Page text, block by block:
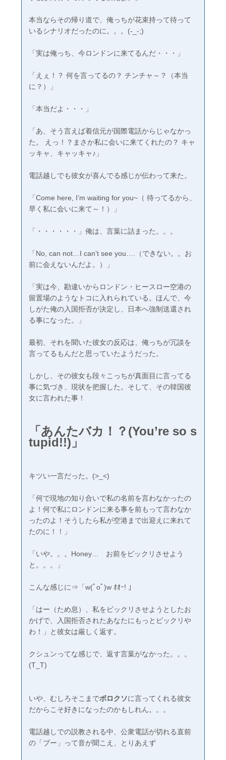
本当ならその帰り道で、俺っちが花束持って待って
いるシナリオだったのに。。。(-_-;)
「実は俺っち、今ロンドンに来てるんだ・・・」
「えぇ！？ 何を言ってるの？ チンチャ～？（本当
に？）」
「本当だよ・・・」
「あ、そう言えば着信元が国際電話からじゃなかっ
た。 えっ！？まさか私に会いに来てくれたの？ キャ
ッキャ、キャッキャ♪」
電話越しでも彼女が喜んでる感じが伝わって来た。
「Come here, I’m waiting for you~（ 待ってるから、
早く私に会いに来て～！）」
「・・・・・・」俺は、言葉に詰まった。。。
「No, can not…I can’t see you….（できない。。お
前に会えないんだよ。）」
「実は今、勘違いからロンドン・ヒースロー空港の
留置場のようなトコに入れられている。ほんで、今
しがた俺の入国拒否が決定し、日本へ強制送還され
る事になった。」
最初、それを聞いた彼女の反応は、俺っちが冗談を
言ってるもんだと思っていたようだった。
しかし、その彼女も段々こっちが真面目に言ってる
事に気づき、現状を把握した。そして、その韓国彼
女に言われた事！
「あんたバカ！？(You’re so s
tupid!!)」
キツい一言だった。(>_<)
「何で現地の知り合いで私の名前を言わなかったの
よ！何で私にロンドンに来る事を前もって言わなか
ったのよ！そうしたら私が空港まで出迎えに来れて
たのに！！」
「いや。。。Honey… お前をビックリさせよう
と。。。」
こんな感じに⇒「w(ﾟoﾟ)w ｵｵｰ! 」
「はー（ため息）、私をビックリさせようとしたお
かげで、入国拒否されたあなたにもっとビックリや
わ！」と彼女は厳しく返す。
クシュンってな感じで、返す言葉がなかった。。。
(T_T)
いや、むしろそこまでボロクソに言ってくれる彼女
だからこそ好きになったのかもしれん。。。
電話越しでの説教される中、公衆電話が切れる直前
の「ブー」って音が聞こえ、とりあえず